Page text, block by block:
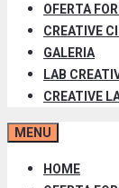
OFERTA
CREATIVE
GALERIA
LAB
CREATIVE
MENU
HOME